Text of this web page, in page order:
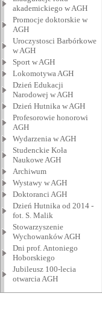
akademickiego w AGH
Promocje doktorskie w
AGH
Uroczystosci Barbórkowe
w AGH
Sport w AGH
Lokomotywa AGH
Dzień Edukacji
Narodowej w AGH
Dzień Hutnika w AGH
Profesorowie honorowi
AGH
Wydarzenia w AGH
Studenckie Koła
Naukowe AGH
Archiwum
Wystawy w AGH
Doktoranci AGH
Dzień Hutnika od 2014 -
fot. S. Malik
Stowarzyszenie
Wychowanków AGH
Dni prof. Antoniego
Hoborskiego
Jubileusz 100-lecia
otwarcia AGH